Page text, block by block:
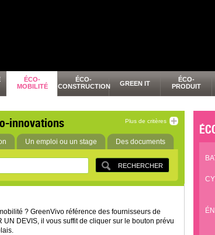
ÉCO-
MOBILITÉ
ÉCO-
CONSTRUCTION
GREEN IT
ÉCO-
PRODUIT
innovations Plus de critères
Un emploi ou un stage Des documents
? GreenVivo référence des fournisseurs de
DEVIS, il vous suffit de cliquer sur le bouton prévu